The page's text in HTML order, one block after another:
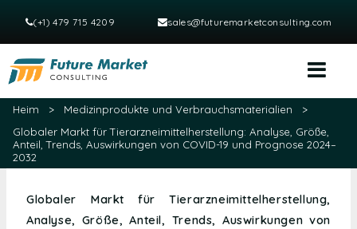
(+1) 479 715 4209 sales@futuremarketconsulting.com
Heim > Medizinprodukte und Verbrauchsmaterialien
>
Globaler Markt für Tierarzneimittelherstellung: Analyse, Größe,
Anteil, Trends, Auswirkungen von COVID-19 und Prognose 2024–
2032
Globaler Markt für Tierarzneimittelherstellung,
Analyse, Größe, Anteil, Trends, Auswirkungen von